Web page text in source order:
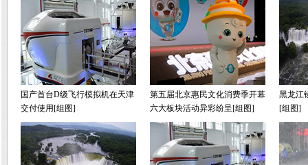
国产首台D级飞行模拟机在天津
交付使用[组图]
第五届北京惠民文化消费季开幕
六大板块活动异彩纷呈[组图]
黑龙江
[组图]